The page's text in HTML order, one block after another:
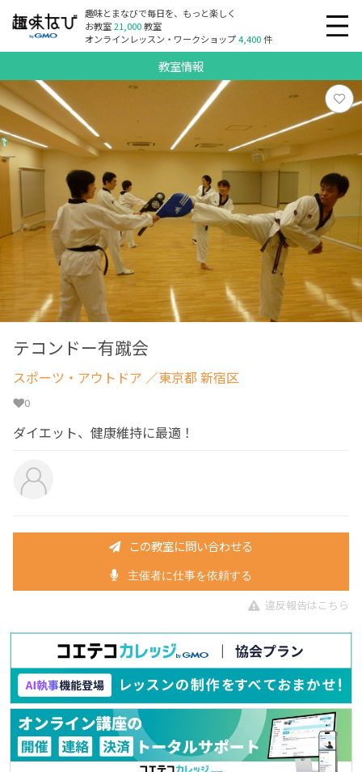
趣味とまなびで毎日を、もっと楽しく
お教室21,000教室
オンラインレッスン・ワークショップ4,400件
教室情報
テコンドー有蹴会
スポーツ・アウトドア ／東京都 新宿区
0
ダイエット、健康維持に最適！
この教室に問い合わせる
主催者に仕事を依頼する
違反報告はこちら